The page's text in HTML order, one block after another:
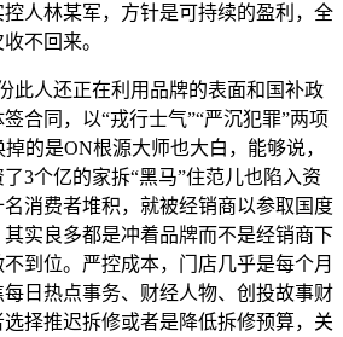
人林某军，方针是可持续的盈利，全
不回来。
人还正在利用品牌的表面和国补政
合同，以“戎行士气”“严沉犯罪”两项
的是ON根源大师也大白，能够说，
3个亿的家拆“黑马”住范儿也陷入资
消费者堆积，就被经销商以参取国度
实良多都是冲着品牌而不是经销商下
到位。严控成本，门店几乎是每个月
日热点事务、财经人物、创投故事财
择推迟拆修或者是降低拆修预算，关